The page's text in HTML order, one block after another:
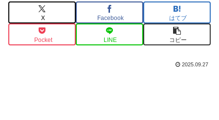
X Facebook はてブ
Pocket LINE コピー
2025.09.27